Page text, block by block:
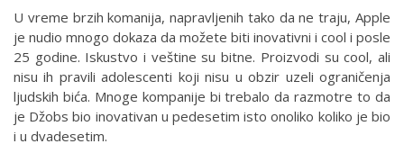
U vreme brzih komanija, napravljenih tako da ne traju, Apple
je nudio mnogo dokaza da možete biti inovativni i cool i posle
25 godine. Iskustvo i veštine su bitne. Proizvodi su cool, ali
nisu ih pravili adolescenti koji nisu u obzir uzeli ograničenja
ljudskih bića. Mnoge kompanije bi trebalo da razmotre to da
je Džobs bio inovativan u pedesetim isto onoliko koliko je bio
i u dvadesetim.